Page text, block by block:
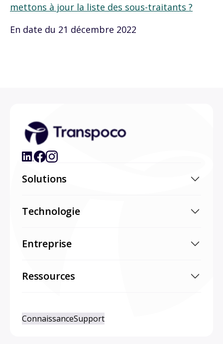
mettons à jour la liste des sous-traitants ?
En date du 21 décembre 2022
Solutions
Technologie
Entreprise
Ressources
ConnaissanceSupport